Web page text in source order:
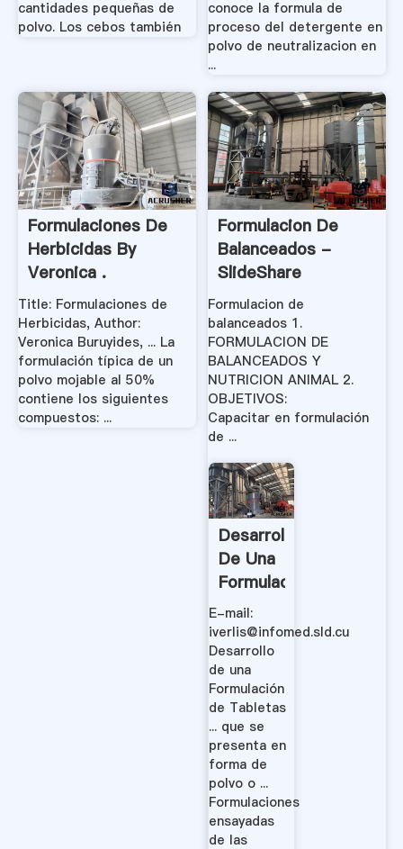
cantidades pequeñas de
polvo. Los cebos también
conoce la formula de
proceso del detergente en
polvo de neutralizacion en
...
Formulaciones De
Herbicidas By
Veronica .
Title: Formulaciones de
Herbicidas, Author:
Veronica Buruyides, ... La
formulación típica de un
polvo mojable al 50%
contiene los siguientes
compuestos: ...
Formulacion De
Balanceados -
SlideShare
Formulacion de
balanceados 1.
FORMULACION DE
BALANCEADOS Y
NUTRICION ANIMAL 2.
OBJETIVOS:
Capacitar en formulación
de ...
Desarrollo
De Una
Formulación
De
Tabletas
Revestidas
.
E-mail:
iverlis@infomed.sld.cu
Desarrollo
de una
Formulación
de Tabletas
... que se
presenta en
forma de
polvo o ...
Formulaciones
ensayadas
de las